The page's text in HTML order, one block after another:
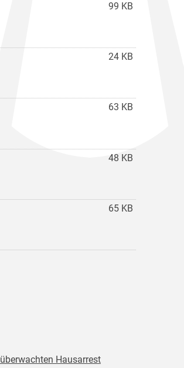
99 KB
24 KB
63 KB
48 KB
65 KB
Hausarrest